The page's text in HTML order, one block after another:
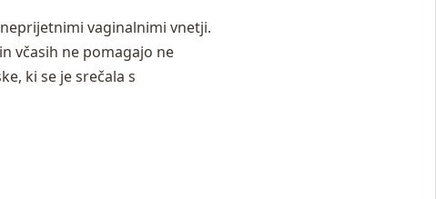
vaginalnimi vnetji.
včasih ne pomagajo ne
ki se je srečala s